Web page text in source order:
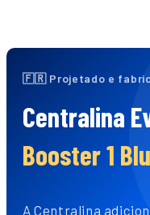
🇫🇷 Projetado e
Centralina
Booster 1
A Centralina